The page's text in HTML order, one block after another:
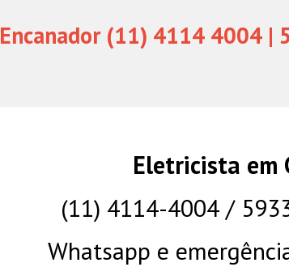
Encanador (11) 4114 4004 |
Eletricista em
(11) 4114-4004 /
Whatsapp e